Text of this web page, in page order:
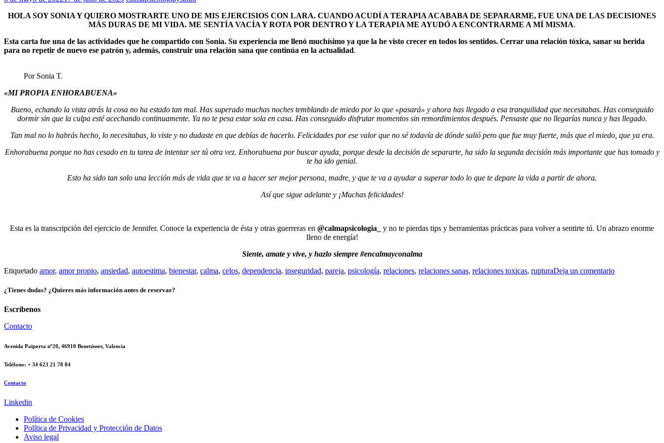
HOLA SOY SONIA Y QUIERO MOSTRARTE UNO DE MIS EJERCISIOS CON LARA. CUANDO ACUDÍ A TERAPIA ACABABA DE SEPARARME, FUE UNA DE LAS DECISIONES
MÁS DURAS DE MI VIDA. ME SENTÍA VACÍA Y ROTA POR DENTRO Y LA TERAPIA ME AYUDÓ A ENCONTRARME A MÍ MISMA.
Esta carta fue una de las actividades que he compartido con Sonia. Su experiencia me llenó muchísimo ya que la he visto crecer en todos los sentidos. Cerrar una relación tóxica, sanar su herida
para no repetir de nuevo ese patrón y, además, construir una relación sana que continúa en la actualidad.
Por Sonia T.
«MI PROPIA ENHORABUENA»
Bueno, echando la vista atrás la cosa no ha estado tan mal. Has superado muchas noches temblando de miedo por lo que «pasará» y ahora has llegado a esa tranquilidad que necesitabas. Has conseguido
dormir sin que la culpa esté acechando continuamente. Ya no te pesa estar sola en casa. Has conseguido disfrutar momentos sin remordimientos después. Pensaste que no llegarías nunca y has llegado.
Tan mal no lo habrás hecho, lo necesitabas, lo viste y no dudaste en que debías de hacerlo. Felicidades por ese valor que no sé todavía de dónde salió pero que fue muy fuerte, más que el miedo, que ya era.
Enhorabuena porque no has cesado en tu tarea de intentar ser tú otra vez. Enhorabuena por buscar ayuda, porque desde la decisión de separarte, ha sido la segunda decisión más importante que has tomado y
te ha ido genial.
Esto ha sido tan solo una lección más de vida que te va a hacer ser mejor persona, madre, y que te va a ayudar a superar todo lo que te depare la vida a partir de ahora.
Así que sigue adelante y ¡Muchas felicidades!
Esta es la transcripción del ejercicio de Jennifer. Conoce la experiencia de ésta y otras guerreras en @calmapsicologia_
y no te pierdas tips y herramientas prácticas para volver a sentirte tú. Un abrazo enorme
lleno de energía!
Siente, amate y vive, y hazlo siempre #encalmayconalma
Etiquetado amor, amor propio, ansiedad, autoestima, bienestar, calma, celos, dependencia, inseguridad, pareja, psicología, relaciones, relaciones sanas, relaciones toxicas, rupturaDeja un comentario
¿Tienes dudas? ¿Quieres más información antes de reservar?
Escríbenos
Contacto
Avenida Paiporta nº20, 46910 Benetússer, Valencia
Teléfono: + 34 623 21 78 84
Contacto
Linkedin
Política de Cookies
Política de Privacidad y Protección de Datos
Aviso legal